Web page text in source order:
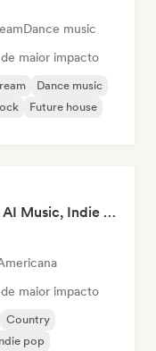
Dance music
maior impacto
Dance music
Future house
Pop Machine Mode 🤖 AI Music, Indie Pop & Dream Pop
maior impacto
Country
pop